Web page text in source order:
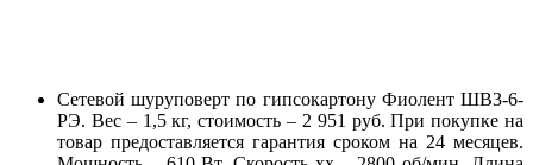
Сетевой шуруповерт по гипсокартону Фиолент ШВ3-6-
РЭ. Вес – 1,5 кг, стоимость – 2 951 руб. При покупке на
товар предоставляется гарантия сроком на 24 месяцев.